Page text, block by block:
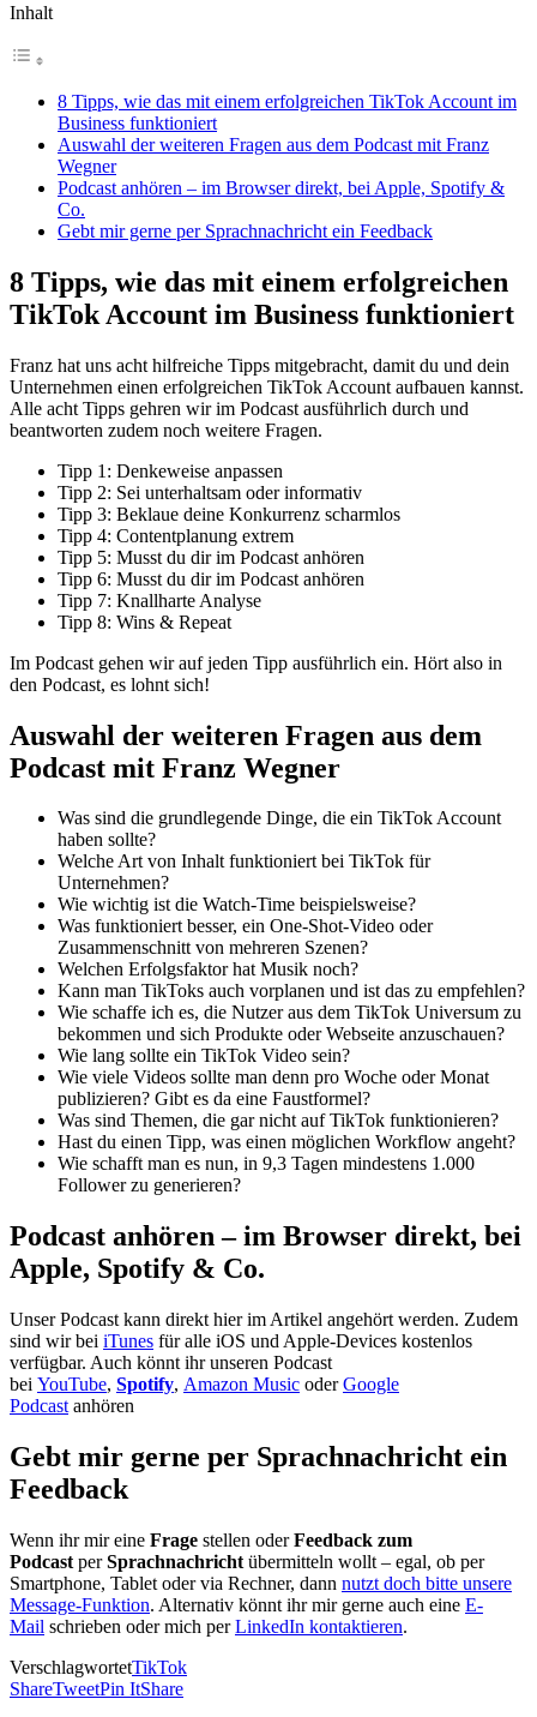
Inhalt
8 Tipps, wie das mit einem erfolgreichen TikTok Account im
Business funktioniert
Auswahl der weiteren Fragen aus dem Podcast mit Franz
Wegner
Podcast anhören – im Browser direkt, bei Apple, Spotify &
Co.
Gebt mir gerne per Sprachnachricht ein Feedback
8 Tipps, wie das mit einem erfolgreichen
TikTok Account im Business funktioniert
Franz hat uns acht hilfreiche Tipps mitgebracht, damit du und dein
Unternehmen einen erfolgreichen TikTok Account aufbauen kannst.
Alle acht Tipps gehren wir im Podcast ausführlich durch und
beantworten zudem noch weitere Fragen.
Tipp 1: Denkeweise anpassen
Tipp 2: Sei unterhaltsam oder informativ
Tipp 3: Beklaue deine Konkurrenz scharmlos
Tipp 4: Contentplanung extrem
Tipp 5: Musst du dir im Podcast anhören
Tipp 6: Musst du dir im Podcast anhören
Tipp 7: Knallharte Analyse
Tipp 8: Wins & Repeat
Im Podcast gehen wir auf jeden Tipp ausführlich ein. Hört also in
den Podcast, es lohnt sich!
Auswahl der weiteren Fragen aus dem
Podcast mit Franz Wegner
Was sind die grundlegende Dinge, die ein TikTok Account
haben sollte?
Welche Art von Inhalt funktioniert bei TikTok für
Unternehmen?
Wie wichtig ist die Watch-Time beispielsweise?
Was funktioniert besser, ein One-Shot-Video oder
Zusammenschnitt von mehreren Szenen?
Welchen Erfolgsfaktor hat Musik noch?
Kann man TikToks auch vorplanen und ist das zu empfehlen?
Wie schaffe ich es, die Nutzer aus dem TikTok Universum zu
bekommen und sich Produkte oder Webseite anzuschauen?
Wie lang sollte ein TikTok Video sein?
Wie viele Videos sollte man denn pro Woche oder Monat
publizieren? Gibt es da eine Faustformel?
Was sind Themen, die gar nicht auf TikTok funktionieren?
Hast du einen Tipp, was einen möglichen Workflow angeht?
Wie schafft man es nun, in 9,3 Tagen mindestens 1.000
Follower zu generieren?
Podcast anhören – im Browser direkt, bei
Apple, Spotify & Co.
Unser Podcast kann direkt hier im Artikel angehört werden. Zudem
sind wir bei iTunes für alle iOS und Apple-Devices kostenlos
verfügbar. Auch könnt ihr unseren Podcast
bei YouTube, Spotify, Amazon Music oderGoogle
Podcast anhören
Gebt mir gerne per Sprachnachricht ein
Feedback
Wenn ihr mir eine Frage stellen oderFeedback zum
Podcast perSprachnachricht übermitteln wollt – egal, ob per
Smartphone, Tablet oder via Rechner, dann nutzt doch bitte unsere
Message-Funktion. Alternativ könnt ihr mir gerne auch eine E-
Mail schrieben oder mich perLinkedIn kontaktieren.
VerschlagwortetTikTok
ShareTweetPin ItShare